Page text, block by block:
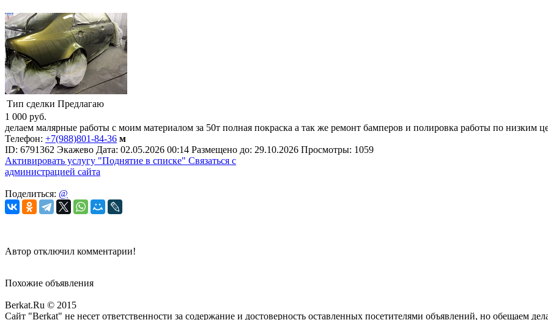
Тип сделки Предлагаю
1 000 руб.
делаем малярные работы с моим материалом за 50т полная покраска а так же ремонт бамперов и полировка работы по низким
Телефон: +7(988)801-84-36 м
ID: 6791362 Экажево Дата: 02.05.2026 00:14 Размещено до: 29.10.2026 Просмотры: 1059
Активировать услугу "Поднятие в списке" Связаться с
администрацией сайта
Поделиться: @
Автор отключил комментарии!
Похожие объявления
Berkat.Ru © 2015
Сайт "Berkat" не несет ответственности за содержание и достоверность оставленных посетителями объявлений, но обещаем